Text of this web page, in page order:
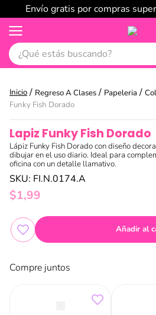
Envío gratis por compras
¿Qué estás buscando?
Regreso A Clases Papeleria
Funky Fish Dorado
Lapiz Funky Fish Dorado
Lápiz Funky Fish Dorado con diseño
dibujar en el uso diario. Ideal para
oficina con un detalle llamativo.
SKU: FI.N.0174.A
$1,99
Añadir al
Compre juntos